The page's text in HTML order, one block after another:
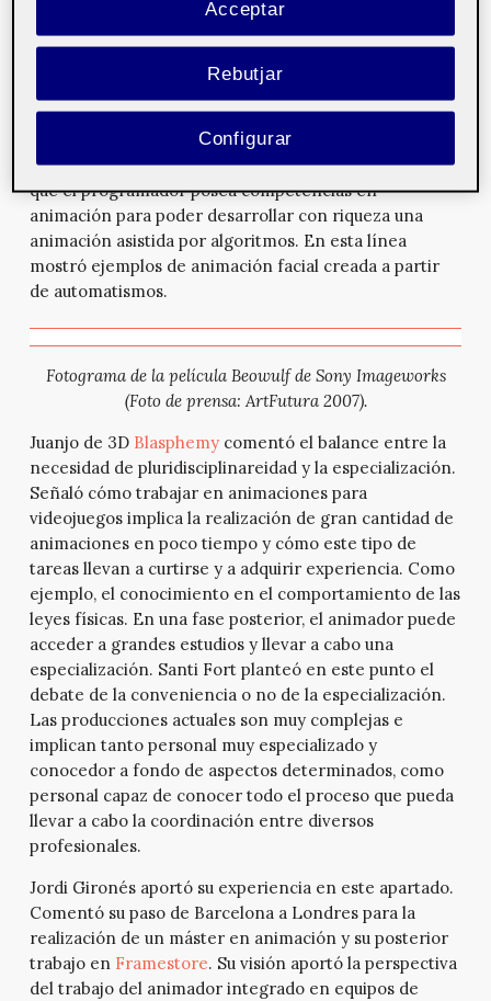
del grupo de tecnologías interactivas de la
Pompeu Fabra. Su marco de investigación se centra
en la creación de motores de animación que permitan
y faciliten el trabajo con
librerías de personajes con el objetivo de lograr que
los movimientos de los actores virtuales reflejen
sentimientos y expresividad. Destacó la importancia
que el programador posea competencias en
animación para poder desarrollar con riqueza una
animación asistida por algoritmos. En esta línea
mostró ejemplos de animación facial creada a partir
de automatismos.
Fotograma de la película Beowulf de Sony Imageworks
(Foto de prensa: ArtFutura 2007).
Juanjo de 3D Blasphemycomentó el balance entre la
necesidad de pluridisciplinareidad y la especialización.
Señaló cómo trabajar en animaciones para
videojuegos implica la realización de gran cantidad de
animaciones en poco tiempo y cómo este tipo de
tareas llevan a curtirse y a adquirir experiencia. Como
ejemplo, el conocimiento en el comportamiento de las
leyes físicas. En una fase posterior, el animador puede
acceder a grandes estudios y llevar a cabo una
especialización. Santi Fort planteó en este punto el
debate de la conveniencia o no de la especialización.
Las producciones actuales son muy complejas e
implican tanto personal muy especializado y
conocedor a fondo de aspectos determinados, como
personal capaz de conocer todo el proceso que pueda
llevar a cabo la coordinación entre diversos
profesionales.
Jordi Gironés aportó su experiencia en este apartado.
Comentó su paso de Barcelona a Londres para la
realización de un máster en animación y su posterior
trabajo en Framestore. Su visión aportó la perspectiva
del trabajo del animador integrado en equipos de
Rebutjar
Acceptar
Configurar